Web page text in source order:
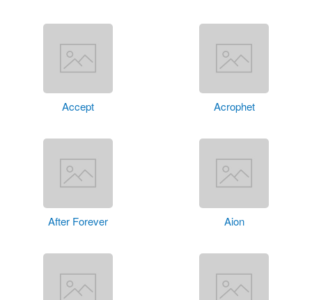
Accept Acrophet
After Forever Aion